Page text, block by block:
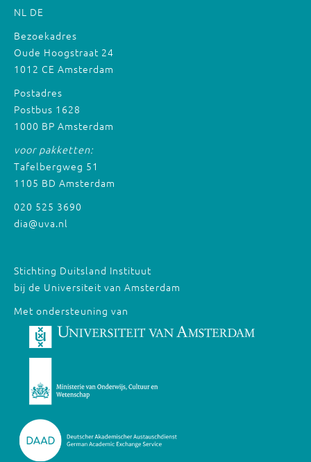
NL DE
Bezoekadres
Oude Hoogstraat 24
1012 CE Amsterdam
Postadres
Postbus 1628
1000 BP Amsterdam
voor pakketten:
Tafelbergweg 51
1105 BD Amsterdam
020 525 3690
dia@uva.nl
Stichting Duitsland Instituut
bij de Universiteit van Amsterdam
Met ondersteuning van